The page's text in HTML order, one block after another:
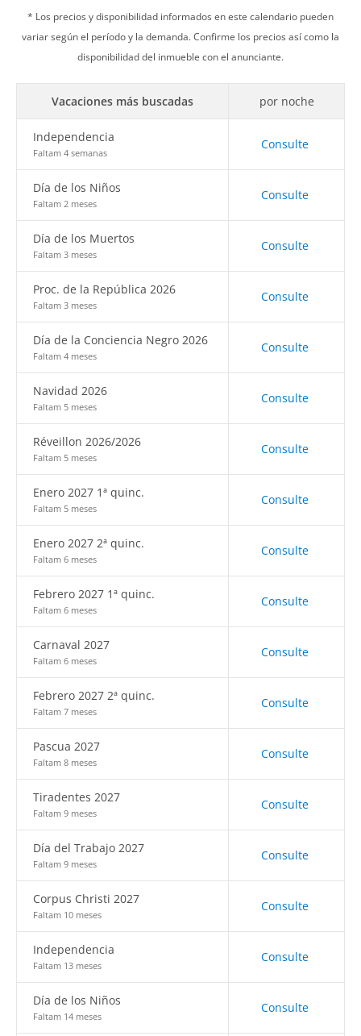
* Los precios y disponibilidad informados en este calendario pueden
variar según el período y la demanda. Confirme los precios así como la
disponibilidad del inmueble con el anunciante.
Vacaciones más buscadas por noche
Independencia
Faltam 4 semanas
Consulte
Día de los Niños
Faltam 2 meses
Consulte
Día de los Muertos
Faltam 3 meses
Consulte
Proc. de la República 2026
Faltam 3 meses
Consulte
Día de la Conciencia Negro 2026
Faltam 4 meses
Consulte
Navidad 2026
Faltam 5 meses
Consulte
Réveillon 2026/2026
Faltam 5 meses
Consulte
Enero 2027 1ª quinc.
Faltam 5 meses
Consulte
Enero 2027 2ª quinc.
Faltam 6 meses
Consulte
Febrero 2027 1ª quinc.
Faltam 6 meses
Consulte
Carnaval 2027
Faltam 6 meses
Consulte
Febrero 2027 2ª quinc.
Faltam 7 meses
Consulte
Pascua 2027
Faltam 8 meses
Consulte
Tiradentes 2027
Faltam 9 meses
Consulte
Día del Trabajo 2027
Faltam 9 meses
Consulte
Corpus Christi 2027
Faltam 10 meses
Consulte
Independencia
Faltam 13 meses
Consulte
Día de los Niños
Faltam 14 meses
Consulte